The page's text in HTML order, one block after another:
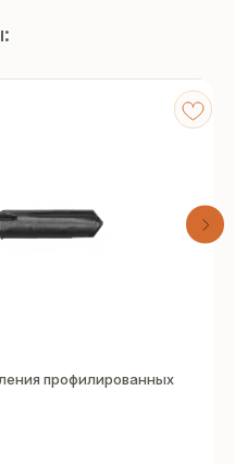
профилированных